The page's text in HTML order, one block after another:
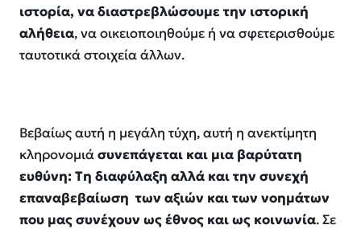
ιστορία, ναδιαστρεβλώσουμε την ιστορική
αλήθεια, να οικειοποιηθούμε ή να σφετερισθούμε
ταυτοτικάστοιχεία άλλων.
Βεβαίως αυτή η μεγάλη τύχη, αυτή η ανεκτίμητη
κληρονομιάσυνεπάγεται και μια βαρύτατη
ευθύνη: Τη διαφύλαξη αλλά και την συνεχή
επαναβεβαίωση των αξιών και των νοημάτων
που μας συνέχουν ως έθνος και ως κοινωνία. Σε